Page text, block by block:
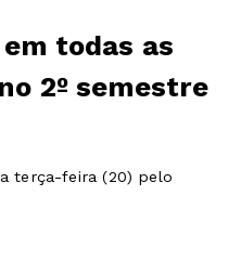
todas as
2º semestre
terça-feira (20) pelo